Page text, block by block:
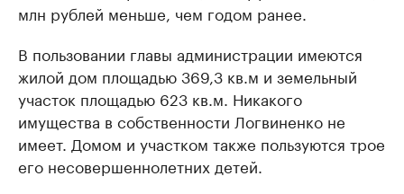
млн рублей меньше, чем годом ранее.
В пользовании главы администрации имеются
жилой дом площадью 369,3 кв.м и земельный
участок площадью 623 кв.м. Никакого
имущества в собственности Логвиненко не
имеет. Домом и участком также пользуются трое
его несовершеннолетних детей.